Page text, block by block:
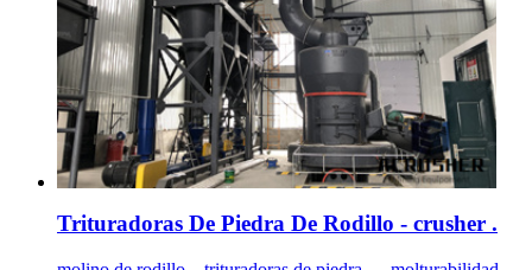
Trituradoras De Piedra De Rodillo - crusher .